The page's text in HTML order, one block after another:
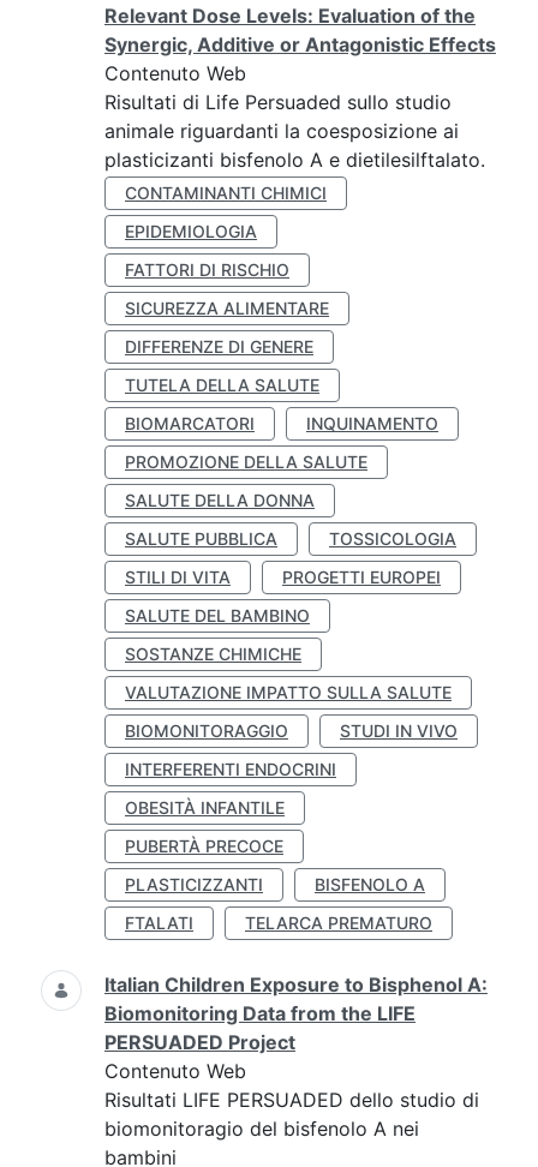
Relevant Dose Levels: Evaluation of the
Synergic, Additive or Antagonistic Effects
Contenuto Web
Risultati di Life Persuaded sullo studio
animale riguardanti la coesposizione ai
plasticizanti bisfenolo A e dietilesilftalato.
CONTAMINANTI CHIMICI
EPIDEMIOLOGIA
FATTORI DI RISCHIO
SICUREZZA ALIMENTARE
DIFFERENZE DI GENERE
TUTELA DELLA SALUTE
BIOMARCATORI
INQUINAMENTO
PROMOZIONE DELLA SALUTE
SALUTE DELLA DONNA
SALUTE PUBBLICA
TOSSICOLOGIA
STILI DI VITA
PROGETTI EUROPEI
SALUTE DEL BAMBINO
SOSTANZE CHIMICHE
VALUTAZIONE IMPATTO SULLA SALUTE
BIOMONITORAGGIO
STUDI IN VIVO
INTERFERENTI ENDOCRINI
OBESITÀ INFANTILE
PUBERTÀ PRECOCE
PLASTICIZZANTI
BISFENOLO A
FTALATI
TELARCA PREMATURO
Italian Children Exposure to Bisphenol A:
Biomonitoring Data from the LIFE
PERSUADED Project
Contenuto Web
Risultati LIFE PERSUADED dello studio di
biomonitoragio del bisfenolo A nei
bambini